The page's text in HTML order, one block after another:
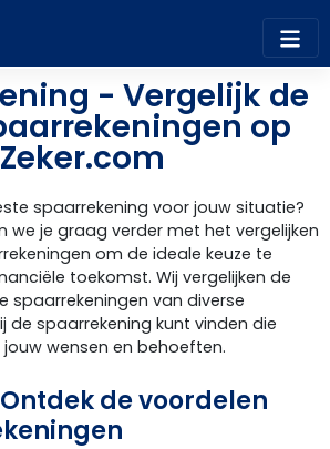
- Vergelijk de
op
Zeker.com
spaarrekening voor jouw situatie?
we je graag verder met het vergelijken
om de ideale keuze te
toekomst. Wij vergelijken de
spaarrekeningen van diverse
de spaarrekening kunt vinden die
wensen en behoeften.
de voordelen